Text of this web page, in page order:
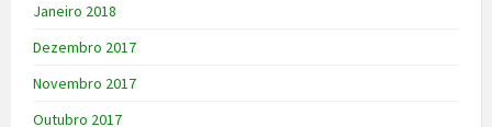
Janeiro 2018
Dezembro 2017
Novembro 2017
Outubro 2017